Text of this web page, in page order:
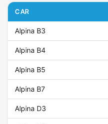
CAR
Alpina B3
Alpina B4
Alpina B5
Alpina B7
Alpina D3